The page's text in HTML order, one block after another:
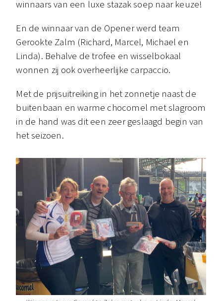
winnaars van een luxe stazak soep naar keuze!
En de winnaar van de Opener werd team
Gerookte Zalm (Richard, Marcel, Michael en
Linda). Behalve de trofee en wisselbokaal
wonnen zij ook overheerlijke carpaccio.
Met de prijsuitreiking in het zonnetje naast de
buitenbaan en warme chocomel met slagroom
in de hand was dit een zeer geslaagd begin van
het seizoen.